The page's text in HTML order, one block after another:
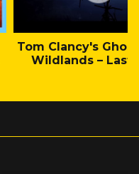
Tom Clancy's
Wildlands – Last